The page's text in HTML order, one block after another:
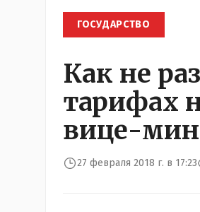
ГОСУДАРСТВО
Как не
тарифах
вице-
27 февраля 2018 г. в 17:23